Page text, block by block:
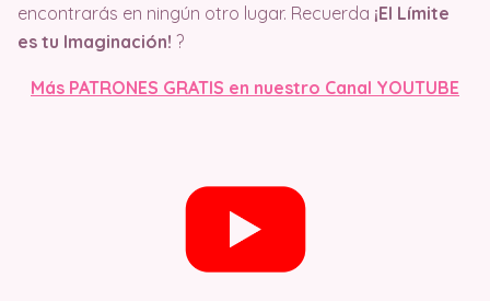
encontrarás en ningún otro lugar. Recuerda ¡El Límite
es tu Imaginación! ?
Más PATRONES GRATIS en nuestro Canal YOUTUBE